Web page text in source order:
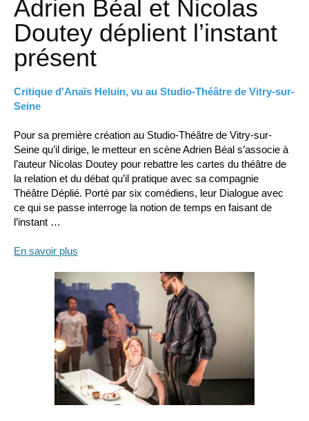
Adrien Béal et Nicolas
Doutey déplient l’instant
présent
Critique d'Anaïs Heluin, vu au Studio-Théâtre de Vitry-sur-
Seine
Pour sa première création au Studio-Théâtre de Vitry-sur-
Seine qu’il dirige, le metteur en scène Adrien Béal s’associe à
l’auteur Nicolas Doutey pour rebattre les cartes du théâtre de
la relation et du débat qu’il pratique avec sa compagnie
Théâtre Déplié. Porté par six comédiens, leur Dialogue avec
ce qui se passe interroge la notion de temps en faisant de
l’instant …
En savoir plus